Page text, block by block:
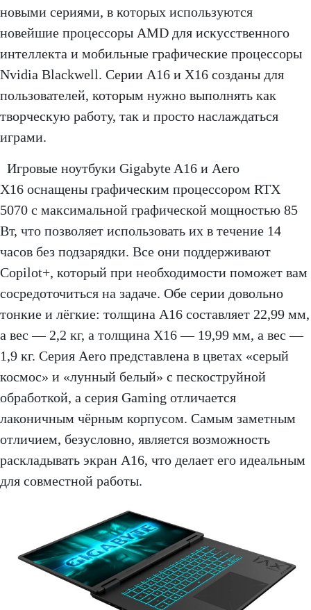
новыми сериями, в которых используются
новейшие процессоры AMD для искусственного
интеллекта и мобильные графические процессоры
Nvidia Blackwell. Серии A16 и X16 созданы для
пользователей, которым нужно выполнять как
творческую работу, так и просто наслаждаться
играми.
Игровые ноутбуки Gigabyte A16 и Aero
X16 оснащены графическим процессором RTX
5070 с максимальной графической мощностью 85
Вт, что позволяет использовать их в течение 14
часов без подзарядки. Все они поддерживают
Copilot+, который при необходимости поможет вам
сосредоточиться на задаче. Обе серии довольно
тонкие и лёгкие: толщина A16 составляет 22,99 мм,
а вес — 2,2 кг, а толщина X16 — 19,99 мм, а вес —
1,9 кг. Серия Aero представлена в цветах «серый
космос» и «лунный белый» с пескоструйной
обработкой, а серия Gaming отличается
лаконичным чёрным корпусом. Самым заметным
отличием, безусловно, является возможность
раскладывать экран A16, что делает его идеальным
для совместной работы.